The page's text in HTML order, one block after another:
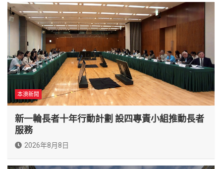
本澳新聞
新一輪長者十年行動計劃 設四專責小組推動長者
服務
2026年8月8日